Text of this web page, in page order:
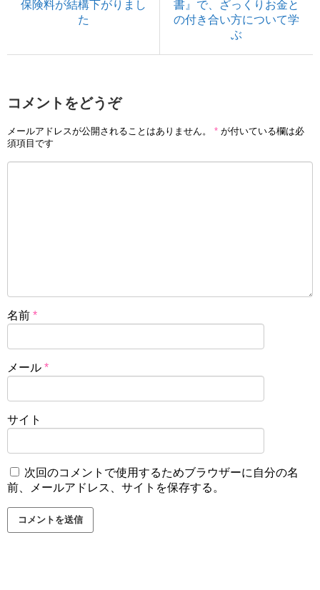
保険料が結構下がりまし
た
書』で、ざっくりお金と
の付き合い方について学
ぶ
コメントをどうぞ
メールアドレスが公開されることはありません。 * が付いている欄は必
須項目です
名前 *
メール *
サイト
次回のコメントで使用するためブラウザーに自分の名
前、メールアドレス、サイトを保存する。